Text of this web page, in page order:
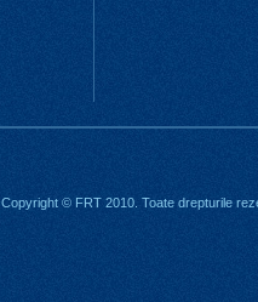
Copyright © FRT 2010. Toate drepturile